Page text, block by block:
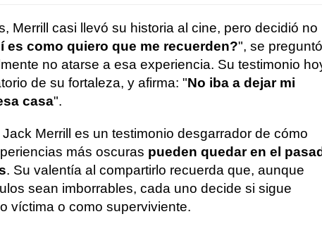
Merrill casi llevó su historia al cine, pero decidió no
es como quiero que me recuerden?", se
no atarse a esa experiencia. Su testimonio
de su fortaleza, y afirma: "No iba a dejar mi
casa".
Merrill es un testimonio desgarrador de cómo
más oscuras pueden quedar en el
. Su valentía al compartirlo recuerda que, aunque
sean imborrables, cada uno decide si sigue
víctima o como superviviente.